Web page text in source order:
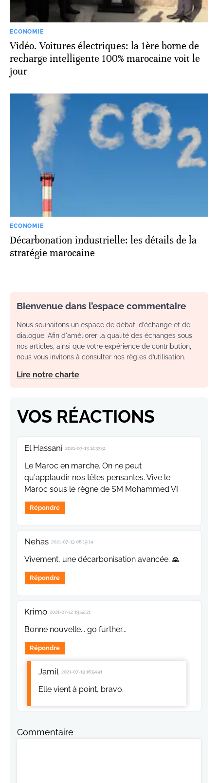
ECONOMIE
Vidéo. Voitures électriques: la 1ère borne de
recharge intelligente 100% marocaine voit le
jour
ECONOMIE
Décarbonation industrielle: les détails de la
stratégie marocaine
Bienvenue dans l’espace commentaire
Nous souhaitons un espace de débat, d’échange et de
dialogue. Afin d'améliorer la qualité des échanges sous
nos articles, ainsi que votre expérience de contribution,
nous vous invitons à consulter nos règles d’utilisation.
Lire notre charte
VOS RÉACTIONS
El Hassani 2021-07-13 14:37:51
Le Maroc en marche. On ne peut
qu'applaudir nos têtes pensantes. Vive le
Maroc sous le règne de SM Mohammed VI
Répondre
Nehas 2021-07-13 08:19:14
Vivement, une décarbonisation avancée. 🙏
Répondre
Krimo 2021-07-12 19:52:21
Bonne nouvelle... go further...
Répondre
Jamil 2021-07-13 16:54:41
Elle vient à point, bravo.
Commentaire